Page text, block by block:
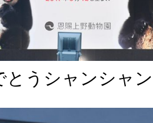
とうシャンシャ